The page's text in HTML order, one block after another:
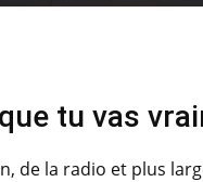
tu vas
de la radio et plus